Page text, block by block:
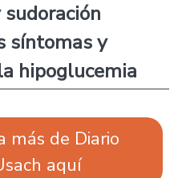
síntomas y
hipoglucemia
más de Diario
aquí